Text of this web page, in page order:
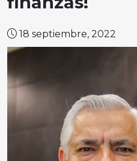
18 septiembre, 2022